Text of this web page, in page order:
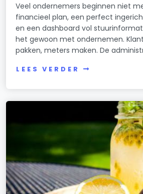
Veel ondernemers beginnen niet
financieel plan, een perfect
en een dashboard vol
het gewoon met ondernemen.
pakken, meters maken. De
LEES VERDER